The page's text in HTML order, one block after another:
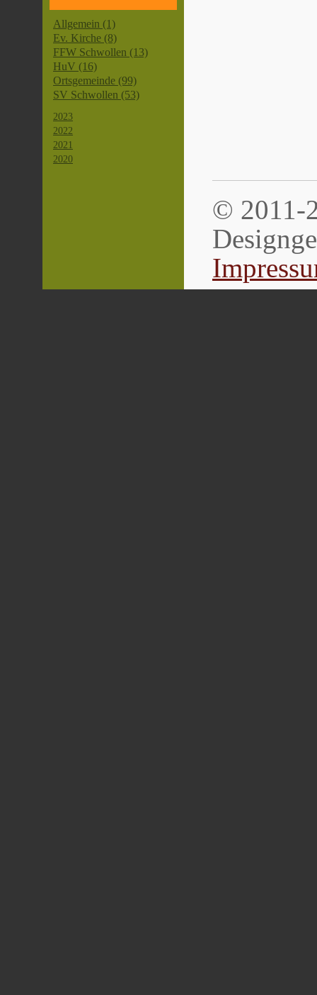
Allgemein (1)
Ev. Kirche (8)
FFW Schwollen (13)
HuV (16)
Ortsgemeinde (99)
SV Schwollen (53)
2023
2022
2021
2020
© 2011-